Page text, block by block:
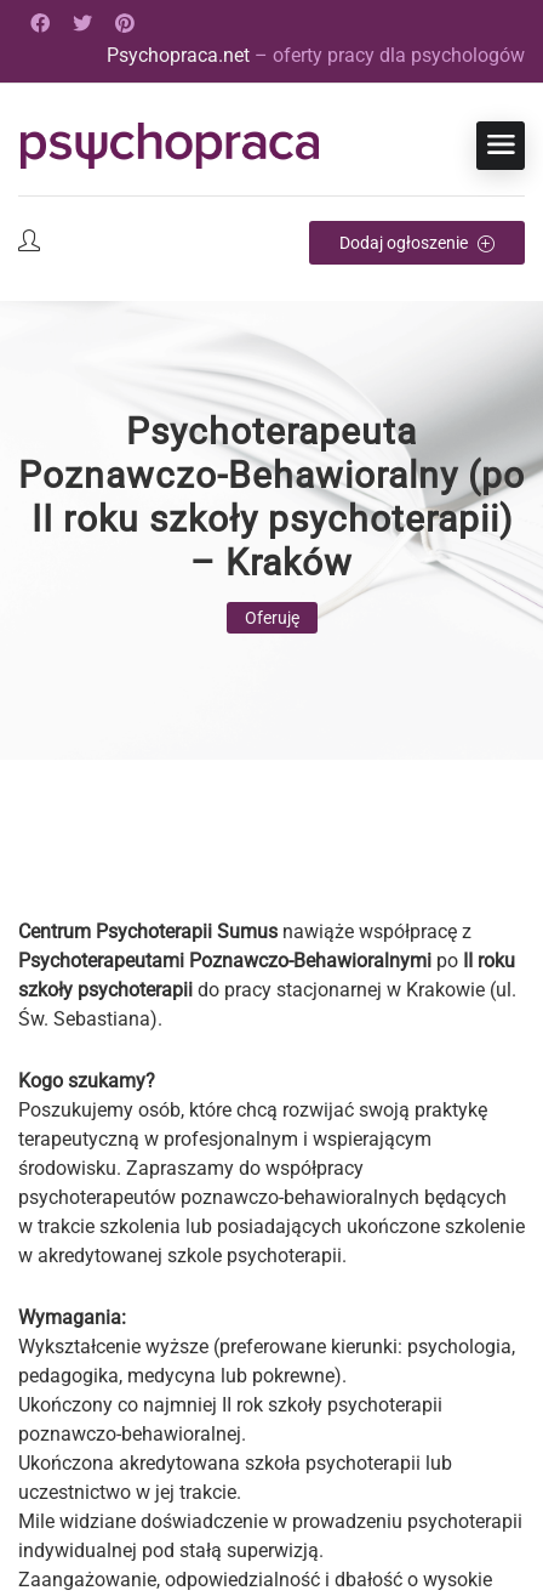
Psychopraca.net – oferty pracy dla psychologów
Dodaj ogłoszenie
Psychoterapeuta
Poznawczo-Behawioralny (po
II roku szkoły psychoterapii)
– Kraków
Oferuję
Centrum Psychoterapii Sumus nawiąże współpracę z
Psychoterapeutami Poznawczo-Behawioralnymi po II roku
szkoły psychoterapii do pracy stacjonarnej w Krakowie (ul.
Św. Sebastiana).
Kogo szukamy?
Poszukujemy osób, które chcą rozwijać swoją praktykę
terapeutyczną w profesjonalnym i wspierającym
środowisku. Zapraszamy do współpracy
psychoterapeutów poznawczo-behawioralnych będących
w trakcie szkolenia lub posiadających ukończone szkolenie
w akredytowanej szkole psychoterapii.
Wymagania:
Wykształcenie wyższe (preferowane kierunki: psychologia,
pedagogika, medycyna lub pokrewne).
Ukończony co najmniej II rok szkoły psychoterapii
poznawczo-behawioralnej.
Ukończona akredytowana szkoła psychoterapii lub
uczestnictwo w jej trakcie.
Mile widziane doświadczenie w prowadzeniu psychoterapii
indywidualnej pod stałą superwizją.
Zaangażowanie, odpowiedzialność i dbałość o wysokie